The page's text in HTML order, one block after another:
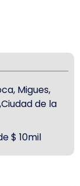
Migues,
de la
$ 10mil